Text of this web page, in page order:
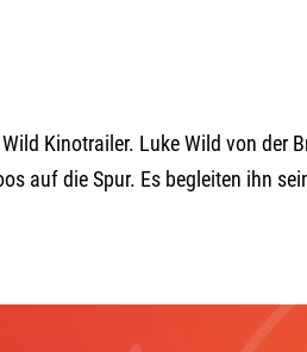
Kinotrailer. Luke Wild von der
auf die Spur. Es begleiten ihn